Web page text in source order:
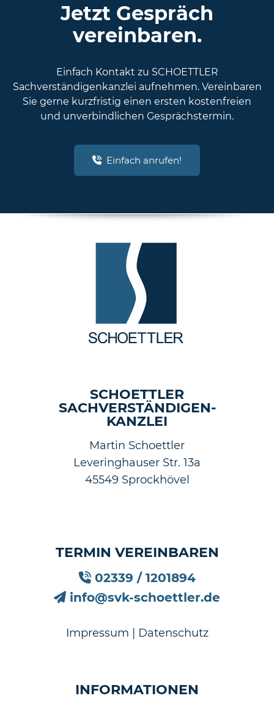
Jetzt Gespräch
vereinbaren.
Einfach Kontakt zu SCHOETTLER
Sachverständigenkanzlei aufnehmen. Vereinbaren
Sie gerne kurzfristig einen ersten kostenfreien
und unverbindlichen Gesprächstermin.
Einfach anrufen!
SCHOETTLER
SACHVERSTÄNDIGEN-
KANZLEI
Martin Schoettler
Leveringhauser Str. 13a
45549 Sprockhövel
TERMIN VEREINBAREN
02339 / 1201894
info@svk-schoettler.de
Impressum Datenschutz
INFORMATIONEN